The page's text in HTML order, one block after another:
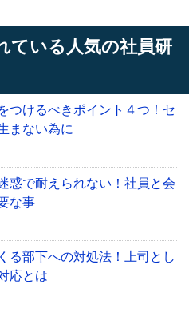
ている人気の社員研
つけるべきポイント４つ！セ
まない為に
惑で耐えられない！社員と会
な事
る部下への対処法！上司とし
応とは